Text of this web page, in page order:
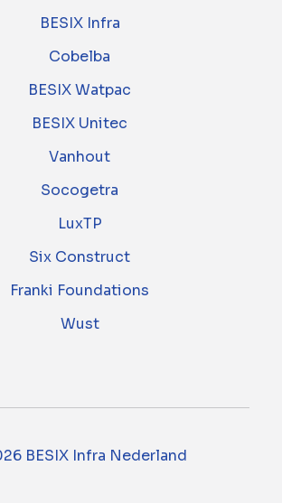
BESIX Infra
Cobelba
BESIX Watpac
BESIX Unitec
Vanhout
Socogetra
LuxTP
Six Construct
Franki Foundations
Wust
BESIX Infra Nederland